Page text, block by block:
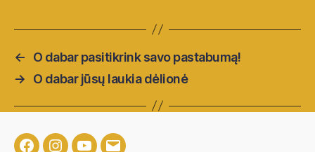
←
O dabar pasitikrink savo pastabumą!
→
O dabar jūsų laukia dėlionė